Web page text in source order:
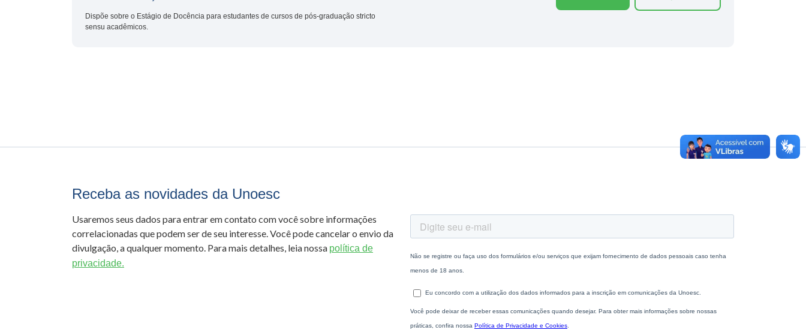
Dispõe sobre o Estágio de Docência para estudantes de cursos de pós-graduação stricto
sensu acadêmicos.
Receba as novidades da Unoesc
Usaremos seus dados para entrar em contato com você sobre informações
correlacionadas que podem ser de seu interesse. Você pode cancelar o envio da
divulgação, a qualquer momento. Para mais detalhes, leia nossa política de
privacidade.